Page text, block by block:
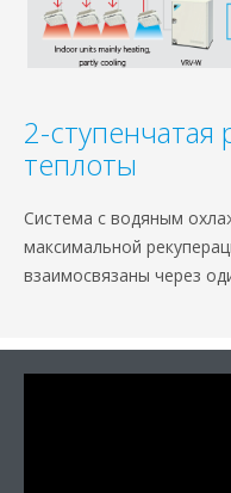
2-ступенчатая
теплоты
Система с водяным
максимальной
взаимосвязаны через